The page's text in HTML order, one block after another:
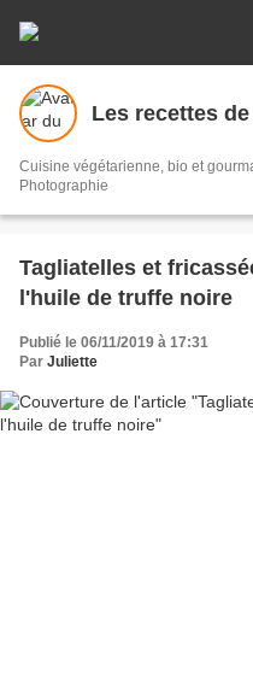
Les recettes
Cuisine végétarienne, bio et
Photographie
Tagliatelles et
l'huile de truffe noire
Publié le 06/11/2019 à 17:31
Par Juliette